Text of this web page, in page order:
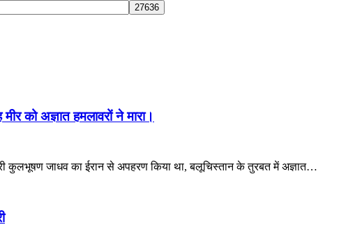
को अज्ञात हमलावरों ने मारा।
कुलभूषण जाधव का ईरान से अपहरण किया था, बलूचिस्तान के तुरबत में अज्ञात…